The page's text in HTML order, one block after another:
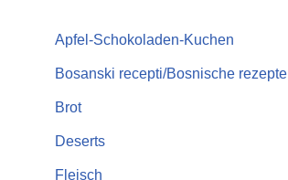
Apfel-Schokoladen-Kuchen
Bosanski recepti/Bosnische rezepte
Brot
Deserts
Fleisch